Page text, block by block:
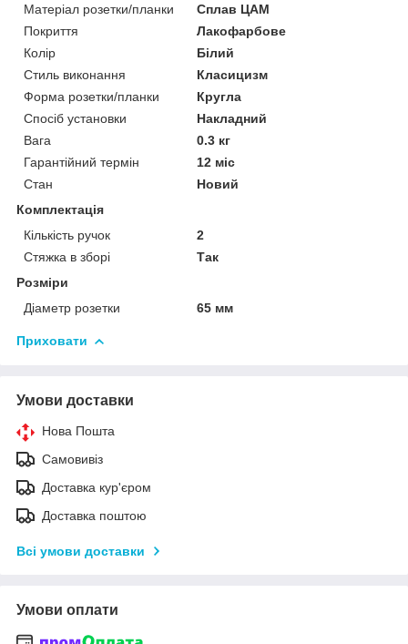
Матеріал розетки/планки
Сплав ЦАМ
Покриття
Лакофарбове
Колір
Білий
Стиль виконання
Класицизм
Форма розетки/планки
Кругла
Спосіб установки
Накладний
Вага
0.3 кг
Гарантійний термін
12 міс
Стан
Новий
Комплектація
Кількість ручок
2
Стяжка в зборі
Так
Розміри
Діаметр розетки
65 мм
Приховати
Умови доставки
Нова Пошта
Самовивіз
Доставка кур'єром
Доставка поштою
Всі умови доставки
Умови оплати